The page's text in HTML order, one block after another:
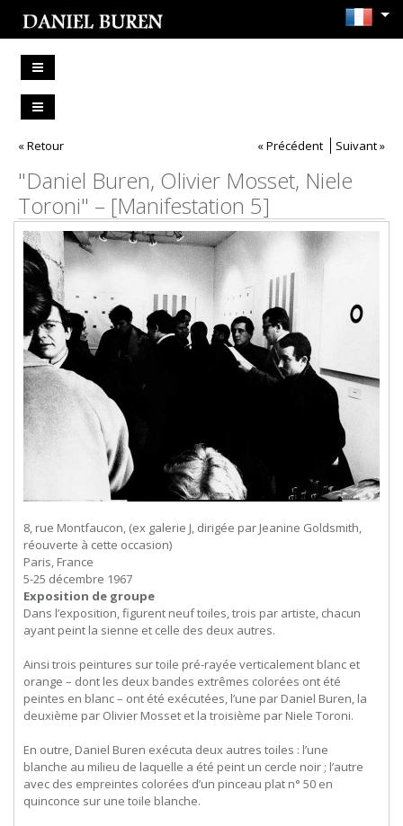
« Retour « Précédent Suivant »
"Daniel Buren, Olivier Mosset, Niele
Toroni" – [Manifestation 5]
8, rue Montfaucon, (ex galerie J, dirigée par Jeanine Goldsmith,
réouverte à cette occasion)
Paris, France
5-25 décembre 1967
Exposition de groupe
Dans l’exposition, figurent neuf toiles, trois par artiste, chacun
ayant peint la sienne et celle des deux autres.
Ainsi trois peintures sur toile pré-rayée verticalement blanc et
orange – dont les deux bandes extrêmes colorées ont été
peintes en blanc – ont été exécutées, l’une par Daniel Buren, la
deuxième par Olivier Mosset et la troisième par Niele Toroni.
En outre, Daniel Buren exécuta deux autres toiles : l’une
blanche au milieu de laquelle a été peint un cercle noir ; l’autre
avec des empreintes colorées d’un pinceau plat n° 50 en
quinconce sur une toile blanche.